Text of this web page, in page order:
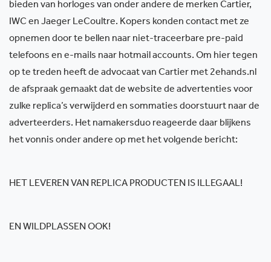
bieden van horloges van onder andere de merken Cartier,
IWC en Jaeger LeCoultre. Kopers konden contact met ze
opnemen door te bellen naar niet-traceerbare pre-paid
telefoons en e-mails naar hotmail accounts. Om hier tegen
op te treden heeft de advocaat van Cartier met 2ehands.nl
de afspraak gemaakt dat de website de advertenties voor
zulke replica’s verwijderd en sommaties doorstuurt naar de
adverteerders. Het namakersduo reageerde daar blijkens
het vonnis onder andere op met het volgende bericht:
HET LEVEREN VAN REPLICA PRODUCTEN IS ILLEGAAL!
EN WILDPLASSEN OOK!